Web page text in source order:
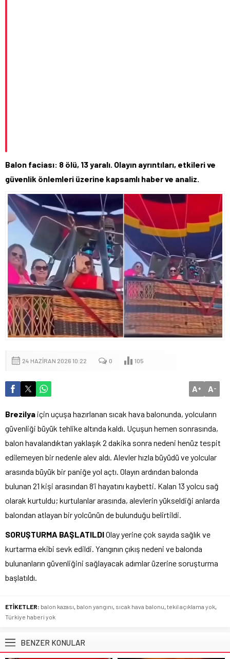
Balon faciası: 8 ölü, 13 yaralı. Olayın ayrıntıları, etkileri ve
güvenlik önlemleri üzerine kapsamlı haber ve analiz.
24 HAZIRAN 2026 10:22 0 105
A+ A-
Brezilya için uçuşa hazırlanan sıcak hava balonunda, yolcuların
güvenliği büyük tehlike altında kaldı. Uçuşun hemen sonrasında,
balon havalandıktan yaklaşık 2 dakika sonra nedeni henüz tespit
edilemeyen bir nedenle alev aldı. Alevler hızla büyüdü ve yolcular
arasında büyük bir paniğe yol açtı. Olayın ardından balonda
bulunan 21 kişi arasından 8’i hayatını kaybetti. Kalan 13 yolcu sağ
olarak kurtuldu; kurtulanlar arasında, alevlerin yükseldiği anlarda
balondan atlayan bir yolcünün de bulunduğu belirtildi.
SORUŞTURMA BAŞLATILDIOlay yerine çok sayıda sağlık ve
kurtarma ekibi sevk edildi. Yangının çıkış nedeni ve balonda
bulunanların güvenliğini sağlayacak adımlar üzerine soruşturma
başlatıldı.
ETİKETLER: balon kazası balon yangını sıcak hava balonu tekil açıklama yok
Türkiye haberi yok
BENZER KONULAR